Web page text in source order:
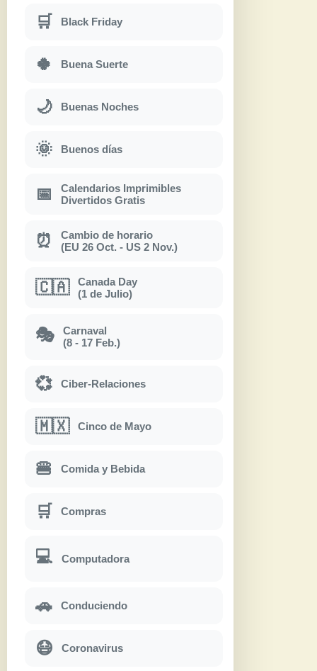
🛒 Black Friday
🍀 Buena Suerte
🌙 Buenas Noches
🌞 Buenos días
📅
Calendarios Imprimibles
Divertidos Gratis
⏰
Cambio de horario
(EU 26 Oct. - US 2 Nov.)
🇨🇦
Canada Day
(1 de Julio)
🎭
Carnaval
(8 - 17 Feb.)
💞 Ciber-Relaciones
🇲🇽 Cinco de Mayo
🍔 Comida y Bebida
🛒 Compras
💻 Computadora
🚗 Conduciendo
😷 Coronavirus